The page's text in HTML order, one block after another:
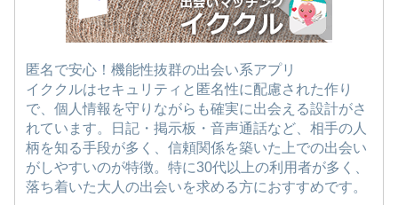
匿名で安心！機能性抜群の出会い系アプリ
イククルはセキュリティと匿名性に配慮された作り
で、個人情報を守りながらも確実に出会える設計がさ
れています。日記・掲示板・音声通話など、相手の人
柄を知る手段が多く、信頼関係を築いた上での出会い
がしやすいのが特徴。特に30代以上の利用者が多く、
落ち着いた大人の出会いを求める方におすすめです。